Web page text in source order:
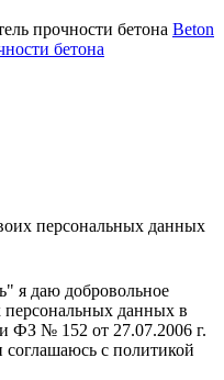
Beton
бетона
персональных данных
я даю добровольное
персональных данных в
ФЗ № 152 от 27.07.2006 г.
с политикой